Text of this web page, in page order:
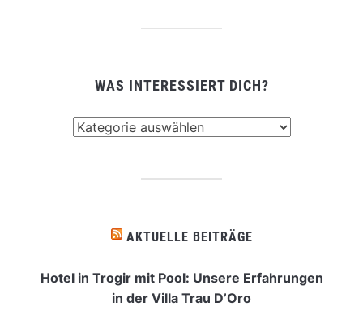
WAS INTERESSIERT DICH?
AKTUELLE BEITRÄGE
Hotel in Trogir mit Pool: Unsere Erfahrungen
in der Villa Trau D’Oro